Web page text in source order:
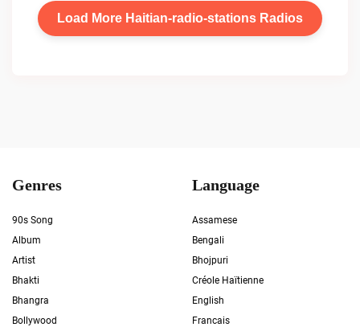
Load More Haitian-radio-stations Radios
Genres
90s Song
Album
Artist
Bhakti
Bhangra
Bollywood
Language
Assamese
Bengali
Bhojpuri
Créole Haïtienne
English
Francais